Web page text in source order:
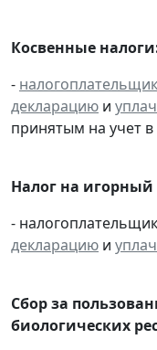
Косвенные
-
декларацию и
принятым на учет в
Налог на игорный
-
декларацию и
Сбор за
биологических